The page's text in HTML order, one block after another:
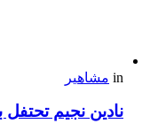
in مشاهير
نادين نجيم تحتفل